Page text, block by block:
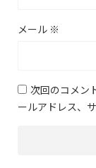
メール ※
次回のコメン
ールアドレス、